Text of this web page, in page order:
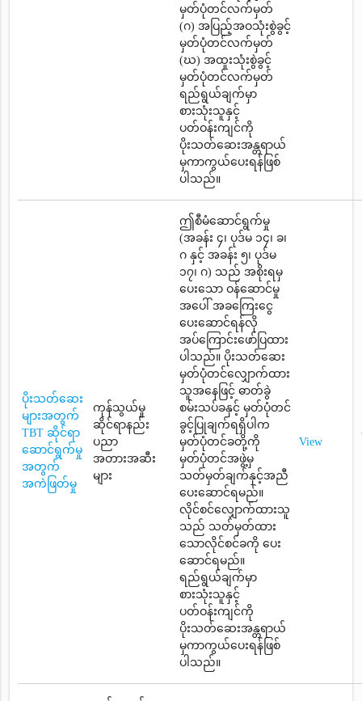
မှတ်ပုံတင်လက်မှတ်
(ဂ) အပြည့်အဝသုံးစွဲခွင့်
မှတ်ပုံတင်လက်မှတ်
(ဃ) အထူးသုံးစွဲခွင့်
မှတ်ပုံတင်လက်မှတ်
ရည်ရွယ်ချက်မှာ
စားသုံးသူနှင့်
ပတ်ဝန်းကျင်ကို
ပိုးသတ်ဆေးအန္တရာယ်
မှကာကွယ်ပေးရန်ဖြစ်
ပါသည်။
ပိုးသတ်ဆေး
များအတွက်
TBT ဆိုင်ရာ
ဆောင်ရွက်မှု
အတွက်
အကဲဖြတ်မှု
ကုန်သွယ်မှု
ဆိုင်ရာနည်း
ပညာ
အတားအဆီး
များ
ဤစီမံဆောင်ရွက်မှု
(အခန်း ၄၊ ပုဒ်မ ၁၄၊ ခ၊
ဂ နှင့် အခန်း ၅၊ ပုဒ်မ
၁၇၊ ဂ) သည် အစိုးရမှ
ပေးသော ဝန်ဆောင်မှု
အပေါ် အခကြေးငွေ
ပေးဆောင်ရန်လို
အပ်ကြောင်းဖော်ပြထား
ပါသည်။ ပိုးသတ်ဆေး
မှတ်ပုံတင်လျှောက်ထား
သူအနေဖြင့် ဓာတ်ခွဲ
စမ်းသပ်ခနှင့် မှတ်ပုံတင်
ခွင့်ပြုချက်ရရှိပါက
မှတ်ပုံတင်ခတို့ကို
မှတ်ပုံတင်အဖွဲ့မှ
သတ်မှတ်ချက်နှင့်အညီ
ပေးဆောင်ရမည်။
လိုင်စင်လျှောက်ထားသူ
သည် သတ်မှတ်ထား
သောလိုင်စင်ခကို ပေး
ဆောင်ရမည်။
ရည်ရွယ်ချက်မှာ
စားသုံးသူနှင့်
ပတ်ဝန်းကျင်ကို
ပိုးသတ်ဆေးအန္တရာယ်
မှကာကွယ်ပေးရန်ဖြစ်
ပါသည်။
View